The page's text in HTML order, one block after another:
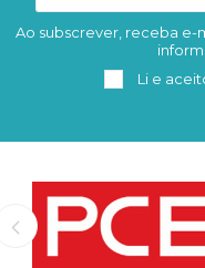
Ao subscrever, receba e-
Li e